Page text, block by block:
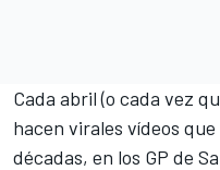
Cada abril (o cada vez
hacen virales vídeos
décadas, en los GP de